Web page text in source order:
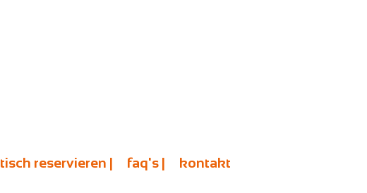
tisch reservieren | faq's | kontakt